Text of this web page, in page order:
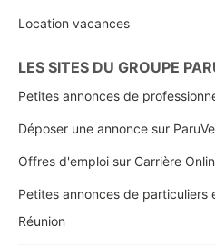
Location vacances
LES SITES DU GROUPE
Petites annonces de
Déposer une annonce sur
Offres d'emploi sur Carrière
Petites annonces de particuliers
Réunion